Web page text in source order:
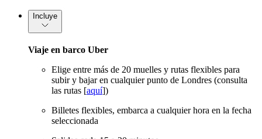
Incluye
Viaje en barco Uber
Elige entre más de 20 muelles y rutas flexibles para
subir y bajar en cualquier punto de Londres (consulta
las rutas [aquí])
Billetes flexibles, embarca a cualquier hora en la fecha
seleccionada